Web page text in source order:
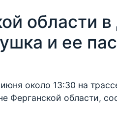
области
и ее
около 13:30 на
Ферганской области,